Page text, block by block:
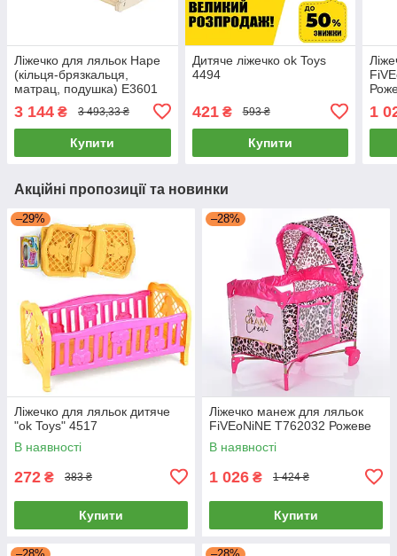
Ліжечко для ляльок Hape
(кільця-брязкальця,
матрац, подушка) E3601
3 144 ₴ 3 493,33 ₴
Купити
Дитяче ліжечко ok Toys
4494
421₴ 593 ₴
Купити
1
Акційні пропозиції та новинки
–29%
Ліжечко для ляльок дитяче
"ok Toys" 4517
В наявності
272 ₴ 383 ₴
Купити
–28%
Ліжечко манеж для ляльок
FiVEoNiNE T762032 Рожеве
В наявності
1 026 ₴ 1 424 ₴
Купити